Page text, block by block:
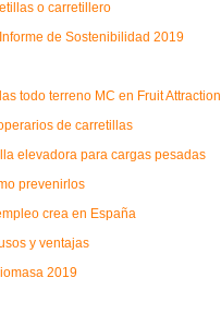
o carretillero
de Sostenibilidad 2019
todo terreno MC en Fruit Attraction
de carretillas
elevadora para cargas pesadas
prevenirlos
crea en España
y ventajas
2019